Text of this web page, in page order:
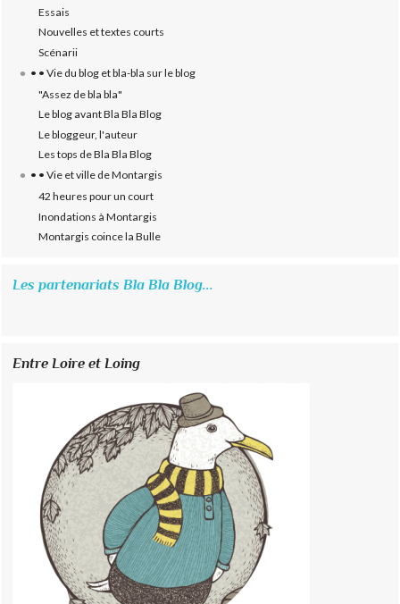
Essais
Nouvelles et textes courts
Scénarii
• • Vie du blog et bla-bla sur le blog
"Assez de bla bla"
Le blog avant Bla Bla Blog
Le bloggeur, l'auteur
Les tops de Bla Bla Blog
• • Vie et ville de Montargis
42 heures pour un court
Inondations à Montargis
Montargis coince la Bulle
Les partenariats Bla Bla Blog...
Entre Loire et Loing